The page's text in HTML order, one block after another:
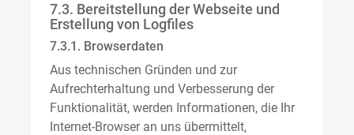
7.3. Bereitstellung der Webseite und
Erstellung von Logfiles
7.3.1. Browserdaten
Aus technischen Gründen und zur
Aufrechterhaltung und Verbesserung der
Funktionalität, werden Informationen, die Ihr
Internet-Browser an uns übermittelt,